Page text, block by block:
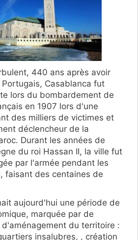
440 ans après avoir
Casablanca fut
lors du bombardement de
en 1907 lors d'une
des milliers de victimes et
déclencheur de la
Durant les années de
du roi Hassan II, la ville fut
par l'armée pendant les
faisant des centaines de
aujourd'hui une période de
marquée par de
du territoire :
insalubres, , création